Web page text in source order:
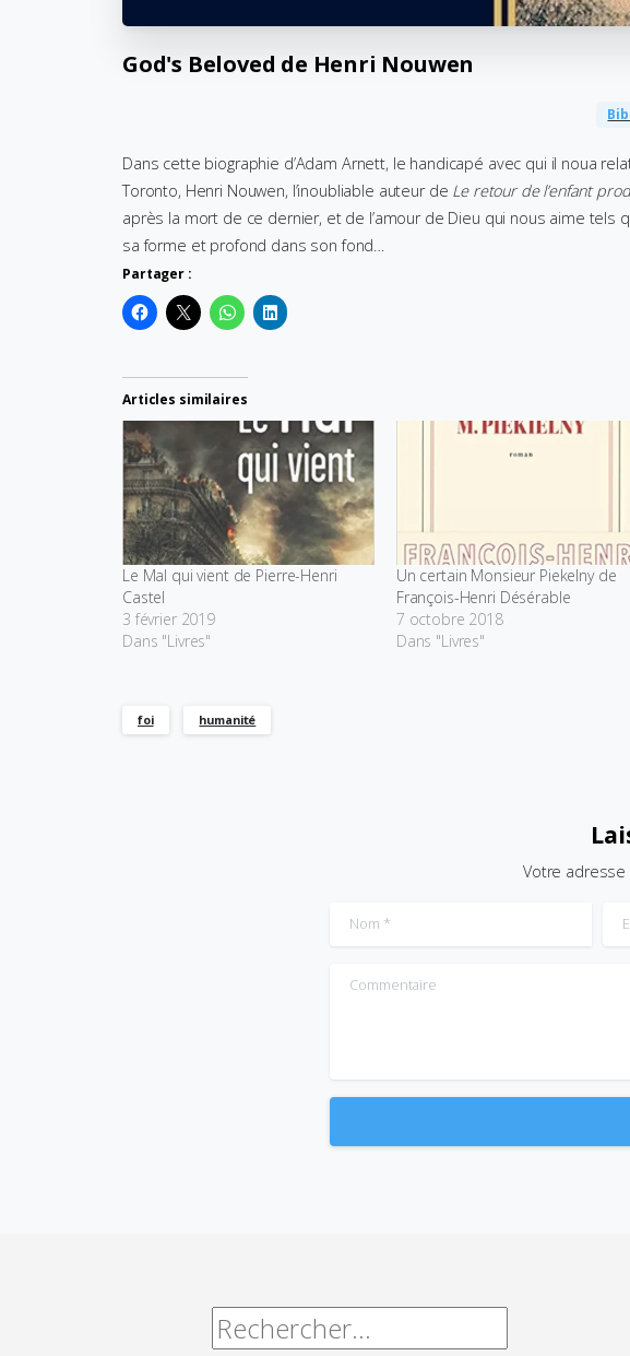
God's Beloved de Henri Nouwen
Dans cette biographie d’Adam Arnett, le handicapé avec qui il noua
Toronto, Henri Nouwen, l’inoubliable auteur de Le retour de l’enfant
après la mort de ce dernier, et de l’amour de Dieu qui nous aime tels
sa forme et profond dans son fond…
Partager :
Articles similaires
Le Mal qui vient de Pierre-Henri
Castel
3 février 2019
Dans "Livres"
Un certain Monsieur Piekelny de
François-Henri Désérable
7 octobre 2018
Dans "Livres"
foi humanité
Votre adresse
Nom Email
Commentaire
Rechercher :